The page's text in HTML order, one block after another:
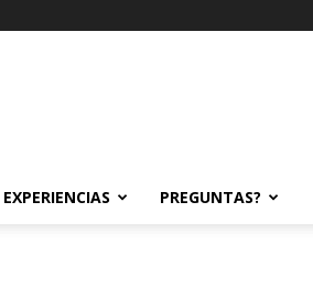
EXPERIENCIAS PREGUNTAS?